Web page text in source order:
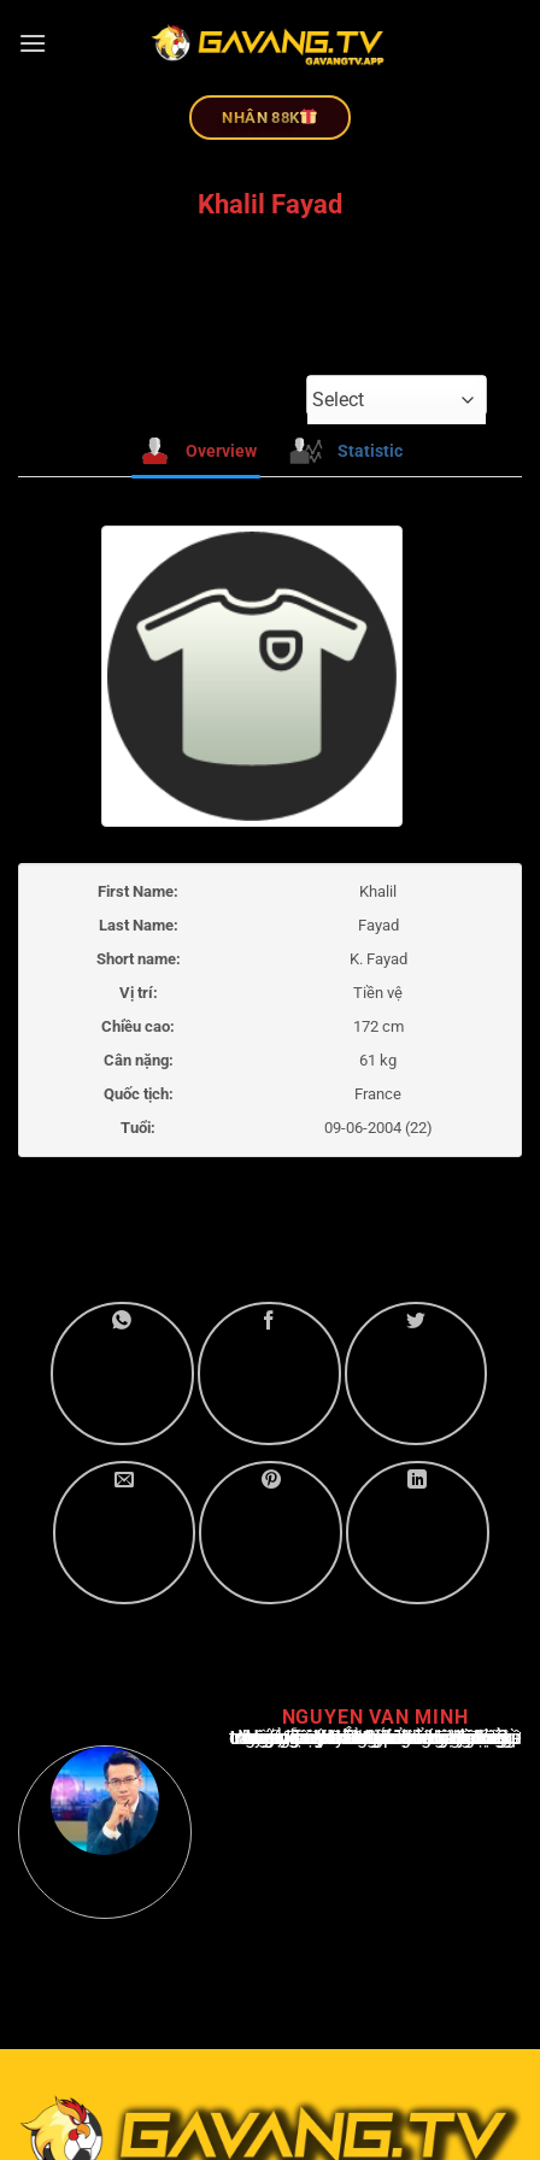
NHÂN 88K
Khalil Fayad
Select
Overview Statistic
First Name:
Khalil
Last Name:
Fayad
Short name:
K. Fayad
Vị trí:
Tiền vệ
Chiều cao:
172 cm
Cân nặng:
61 kg
Quốc tịch:
France
Tuổi:
09-06-2004 (22)
NGUYEN VAN MINH
Nguyễn Văn Minh là một trong những chuyên gia hàng đầu về báo cáo tin tức thể thao tại Việt Nam, với hơn 10 năm hoạt động trong ngành. Ông có kiến thức sâu rộng và kinh nghiệm đáng kể trong việc phân tích và báo cáo về các sự kiện thể thao hàng đầu. Sự hiểu biết sâu sắc của ông về ngành này đã giúp ông xây dựng uy tín và danh tiếng trong cộng đồng báo chí thể thao.